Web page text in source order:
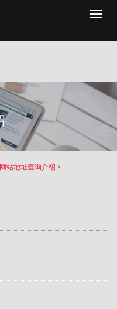
站地址查询介绍 >